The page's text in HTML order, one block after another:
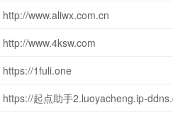
http://www.aliwx.com.cn
http://www.4ksw.com
https://1fuli.one
https://起点助手2.luoyacheng.ip-